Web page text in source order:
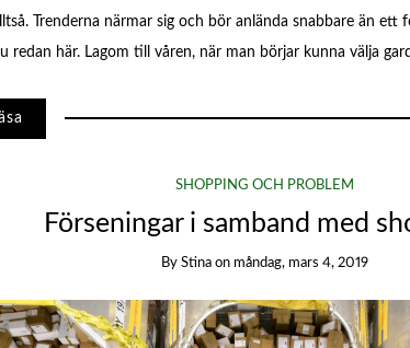
Trenderna närmar sig och bör anlända snabbare än ett
redan här. Lagom till våren, när man börjar kunna välja
SHOPPING OCH PROBLEM
Förseningar i samband med
By Stina on måndag, mars 4, 2019